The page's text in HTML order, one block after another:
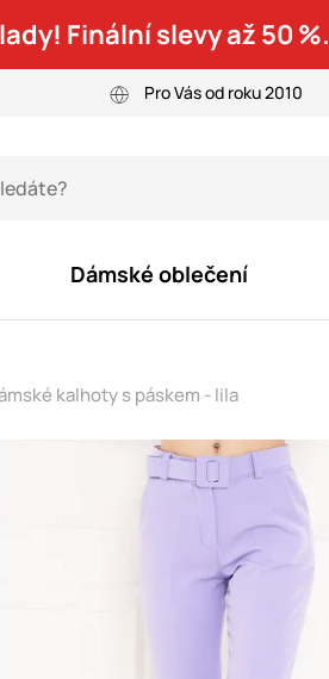
Finální slevy až 50 %.
Pro Vás od roku 2010
Dámské oblečení
kalhoty s páskem - lila